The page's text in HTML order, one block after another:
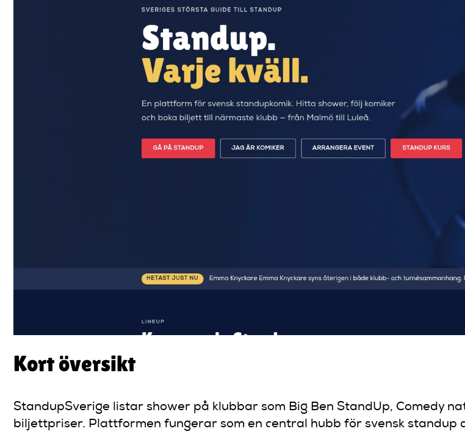
Kort översikt
StandupSverige listar shower på klubbar som Big Ben StandUp, Comedy
biljettpriser. Plattformen fungerar som en central hubb för svensk standup